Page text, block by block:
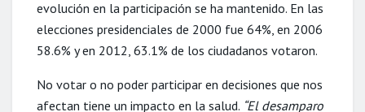
evolución en la participación se ha mantenido. En las
elecciones presidenciales de 2000 fue 64%, en 2006
58.6% y en 2012, 63.1% de los ciudadanos votaron.
No votar o no poder participar en decisiones que nos
afectan tiene un impacto en la salud. “El desamparo